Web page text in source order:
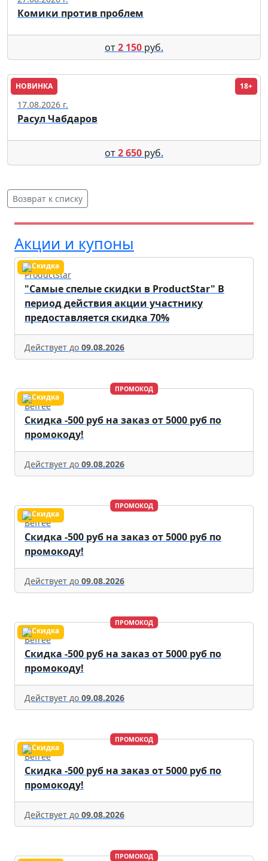
Комики против проблем
от2 150 руб.
НОВИНКА 18+
Москва
17.08.2026 г.
Расул Чабдаров
от2 650 руб.
Возврат к списку
Акции и купоны
Productstar
"Самые спелые скидки в ProductStar" В
период действия акции участнику
предоставляется скидка 70%
Действует до 09.08.2026
ПРОМОКОД
Befree
Скидка -500 руб на заказ от 5000 руб по
промокоду!
Действует до 09.08.2026
ПРОМОКОД
Befree
Скидка -500 руб на заказ от 5000 руб по
промокоду!
Действует до 09.08.2026
ПРОМОКОД
Befree
Скидка -500 руб на заказ от 5000 руб по
промокоду!
Действует до 09.08.2026
ПРОМОКОД
Befree
Скидка -500 руб на заказ от 5000 руб по
промокоду!
Действует до 09.08.2026
ПРОМОКОД